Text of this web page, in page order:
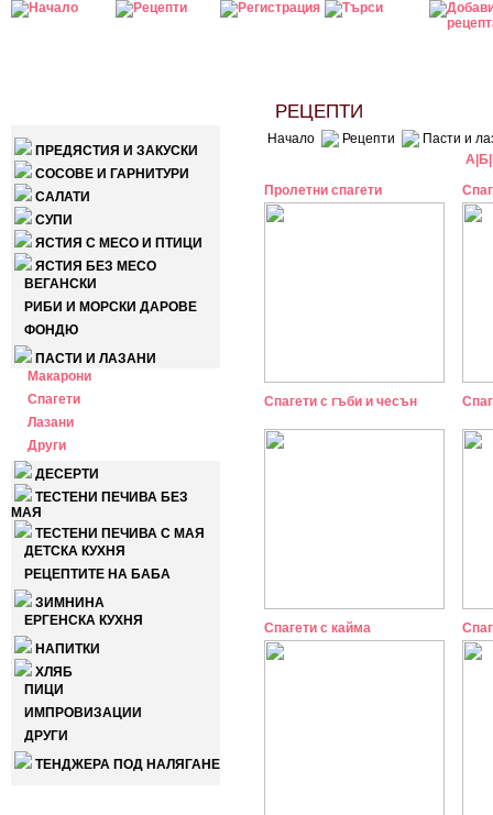
ПРЕДЯСТИЯ И ЗАКУСКИ
СОСОВЕ И ГАРНИТУРИ
САЛАТИ
СУПИ
ЯСТИЯ С МЕСО И ПТИЦИ
ЯСТИЯ БЕЗ МЕСО
ВЕГАНСКИ
РИБИ И МОРСКИ ДАРОВЕ
ФОНДЮ
ПАСТИ И ЛАЗАНИ
Макарони
Спагети
Лазани
Други
ДЕСЕРТИ
ТЕСТЕНИ ПЕЧИВА БЕЗ
МАЯ
ТЕСТЕНИ ПЕЧИВА С МАЯ
ДЕТСКА КУХНЯ
РЕЦЕПТИТЕ НА БАБА
ЗИМНИНА
ЕРГЕНСКА КУХНЯ
НАПИТКИ
ХЛЯБ
ПИЦИ
ИМПРОВИЗАЦИИ
ДРУГИ
ТЕНДЖЕРА ПОД НАЛЯГАНЕ
РЕЦЕПТИ
Начало Рецепти
Пасти и
А Б
Пролетни спагети
Спагети с гъби и чесън
Спагети с кайма